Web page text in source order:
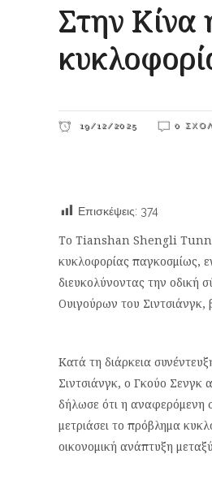
Στην Κίνα
19/12/2025 0
Επισκέψεις: 374
Το Tianshan Shengli Tunnel
κυκλοφορίας παγκοσμίως,
διευκολύνοντας την οδική
Ουιγούρων του Σιντσιάνγκ,
Κατά τη διάρκεια
Σιντσιάνγκ, ο Γκούο Σενγκ
δήλωσε ότι η αναφερόμενη
μετριάσει το πρόβλημα
οικονομική ανάπτυξη